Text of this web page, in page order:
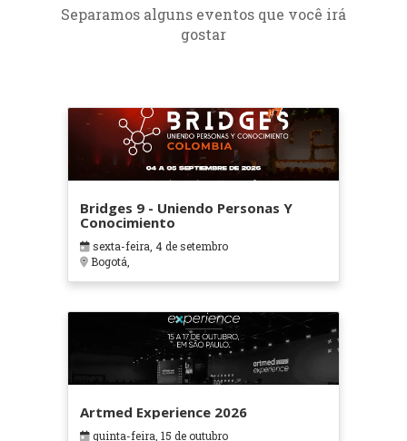
Separamos alguns eventos que você irá
gostar
Bridges 9 - Uniendo Personas Y
Conocimiento
sexta-feira, 4 de setembro
Bogotá,
Artmed Experience 2026
quinta-feira, 15 de outubro